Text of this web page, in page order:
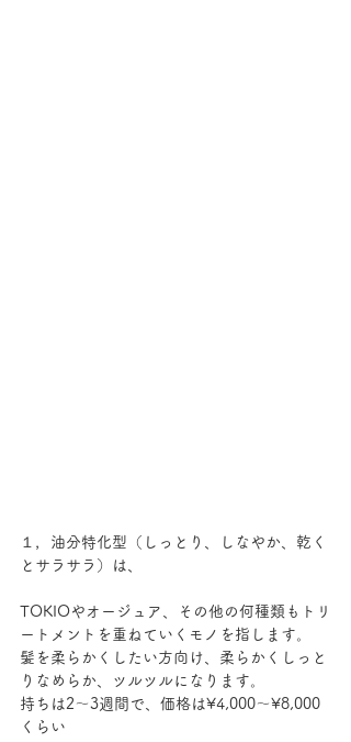
１，油分特化型（しっとり、しなやか、乾く
とサラサラ）は、
TOKIOやオージュア、その他の何種類もトリ
ートメントを重ねていくモノを指します。
髪を柔らかくしたい方向け、柔らかくしっと
りなめらか、ツルツルになります。
持ちは2～3週間で、価格は¥4,000～¥8,000
くらい